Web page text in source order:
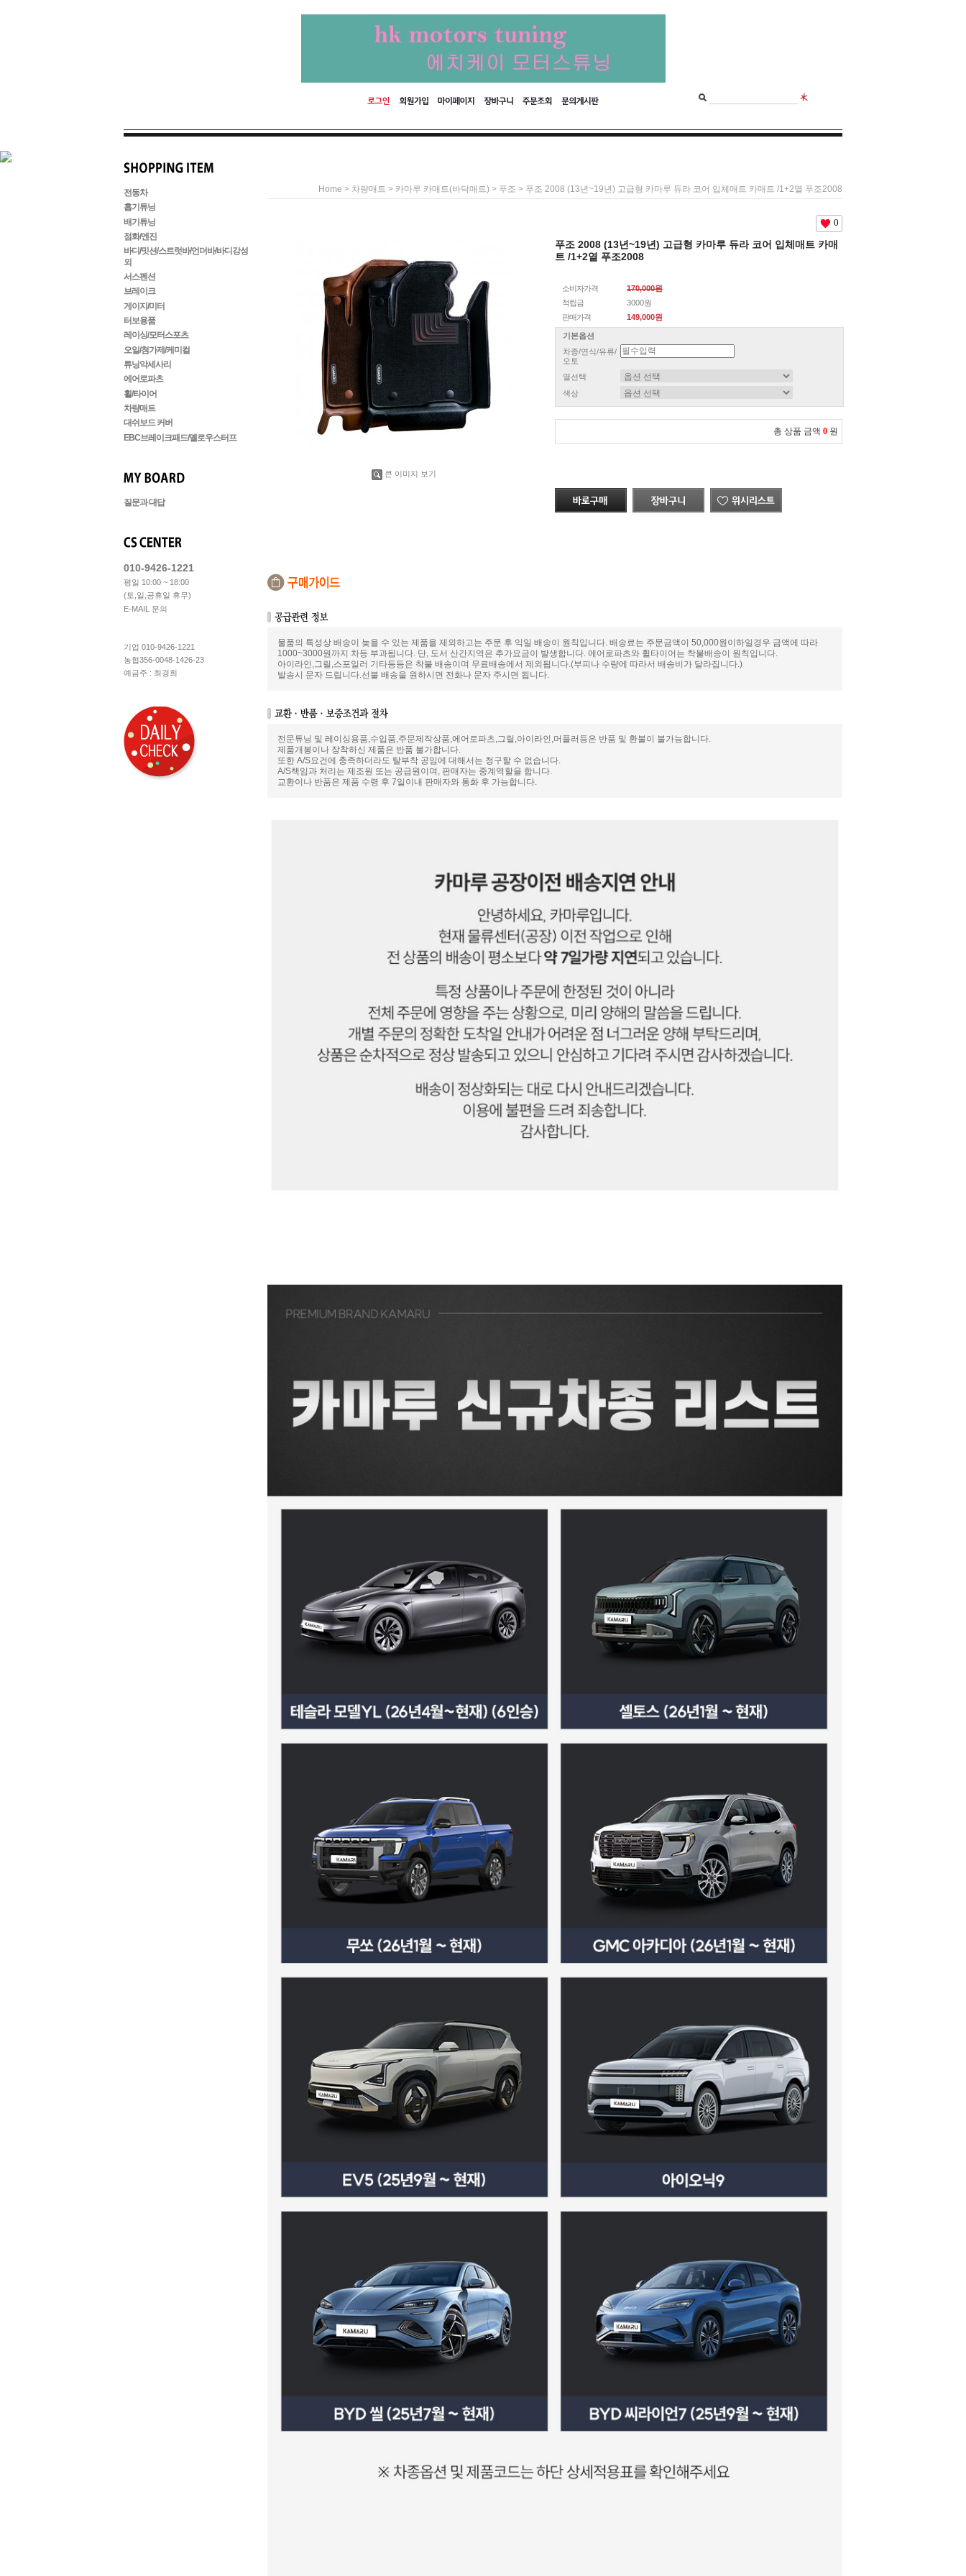
전동차
흡기튜닝
배기튜닝
점화/엔진
바디/밋션/스트럿바/언더바/바디강성
외
서스펜션
브레이크
게이지/미터
터보용품
레이싱/모터스포츠
오일/첨가제/케미컬
튜닝악세사리
에어로파츠
휠/타이어
차량매트
대쉬보드 커버
EBC브레이크패드/옐로우스터프
질문과 대답
010-9426-1221
평일 10:00 ~ 18:00
(토,일,공휴일 휴무)
E-MAIL 문의
기업 010-9426-1221
농협356-0048-1426-23
예금주 : 최경희
Home > 차량매트 > 카마루 카매트(바닥매트) > 푸조 > 푸조 2008 (13년~19년) 고급형 카마루 듀라 코어 입체매트 카매트 /1+2열 푸조2008
큰 이미지 보기
0
푸조 2008 (13년~19년) 고급형 카마루 듀라 코어 입체매트 카매
트 /1+2열 푸조2008
소비자가격
170,000원
적립금
3000원
판매가격
149,000원
기본옵션
차종/연식/유류/
오토
열선택
색상
총 상품 금액 0 원
물품의 특성상 배송이 늦을 수 있는 제품을 제외하고는 주문 후 익일 배송이 원칙입니다. 배송료는 주문금액이 50,000원이하일경우 금액에 따라
1000~3000원까지 차등 부과됩니다. 단, 도서 산간지역은 추가요금이 발생합니다. 에어로파츠와 휠타이어는 착불배송이 원칙입니다.
아이라인,그릴,스포일러 기타등등은 착불 배송이며 무료배송에서 제외됩니다.(부피나 수량에 따라서 배송비가 달라집니다.)
발송시 문자 드립니다.선불 배송을 원하시면 전화나 문자 주시면 됩니다.
전문튜닝 및 레이싱용품,수입품,주문제작상품,에어로파츠,그릴,아이라인,머플러등은 반품 및 환불이 불가능합니다.
제품개봉이나 장착하신 제품은 반품 불가합니다.
또한 A/S요건에 충족하더라도 탈부착 공임에 대해서는 청구할 수 없습니다.
A/S책임과 처리는 제조원 또는 공급원이며, 판매자는 중계역할을 합니다.
교환이나 반품은 제품 수령 후 7일이내 판매자와 통화 후 가능합니다.